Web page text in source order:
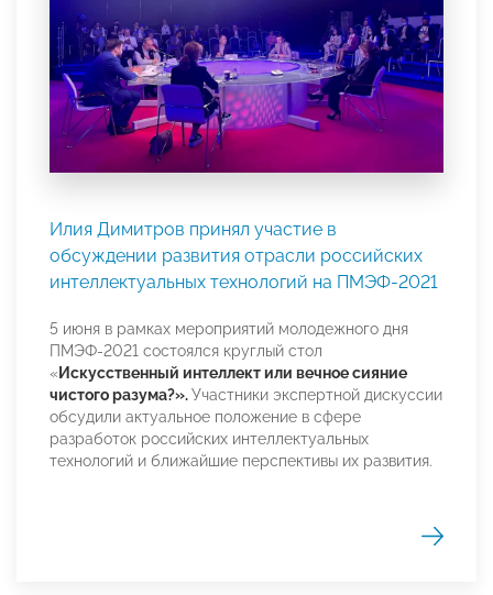
Илия Димитров принял участие в
обсуждении развития отрасли российских
интеллектуальных технологий на ПМЭФ-2021
5 июня в рамках мероприятий молодежного дня
ПМЭФ-2021 состоялся круглый стол
« Искусственный интеллект или вечное сияние
чистого разума?».Участники экспертной дискуссии
обсудили актуальное положение в сфере
разработок российских интеллектуальных
технологий и ближайшие перспективы их развития.